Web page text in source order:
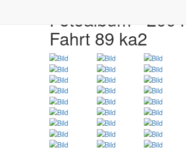
Fotoalbum - 2004
Fahrt 89 ka2